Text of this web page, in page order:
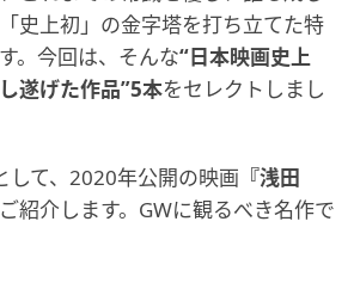
史上初」の金字塔を打ち立てた特
。今回は、そんな“日本映画史上
遂げた作品”5本をセレクトしまし
して、2020年公開の映画 『浅田
紹介します。GWに観るべき名作で